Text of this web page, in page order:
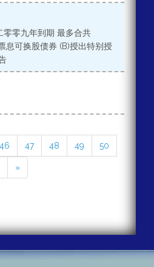
零零九年到期 最多合共
息可换股债券 (B)授出特别授
46 47 48 49 50
»